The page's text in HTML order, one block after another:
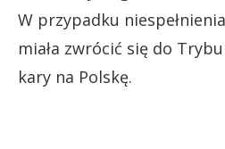
W przypadku
miała zwrócić się do
kary na Polskę.